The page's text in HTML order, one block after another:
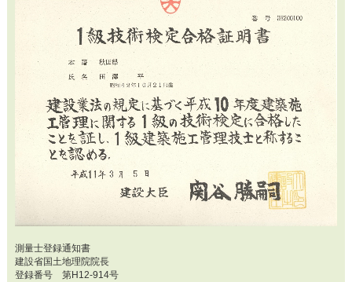
測量士登録通知書
建設省国土地理院院長
登録番号 第H12-914号